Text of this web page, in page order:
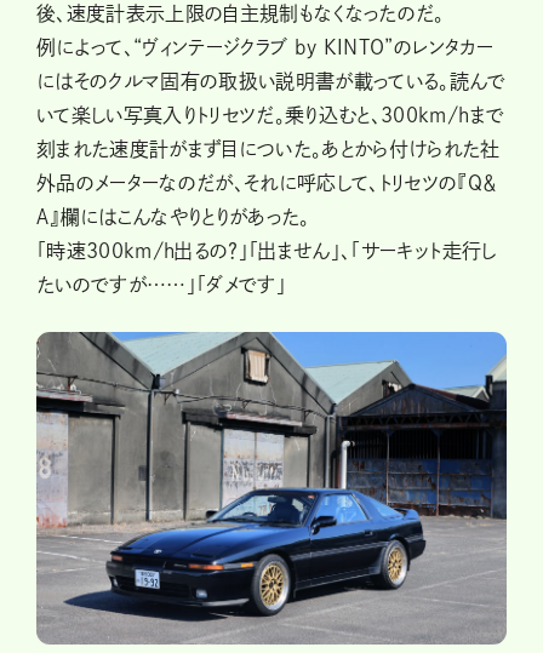
後、速度計表示上限の自主規制もなくなったのだ。
例によって、“ヴィンテージクラブ by KINTO”のレンタカー
にはそのクルマ固有の取扱い説明書が載っている。読んで
いて楽しい写真入りトリセツだ。乗り込むと、300km/hまで
刻まれた速度計がまず目についた。あとから付けられた社
外品のメーターなのだが、それに呼応して、トリセツの『Ｑ＆
Ａ』欄にはこんなやりとりがあった。
「時速300km/h出るの？」「出ません」、「サーキット走行し
たいのですが……」「ダメです」